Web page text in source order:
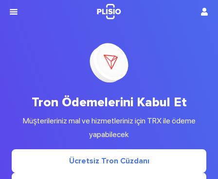
Tron Ödemelerini Kabul Et
Müşterileriniz mal ve hizmetleriniz için TRX ile ödeme
yapabilecek
Ücretsiz Tron Cüzdanı